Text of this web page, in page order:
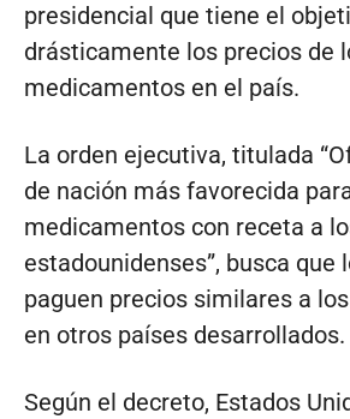
presidencial que tiene el
drásticamente los precios de
medicamentos en el país.
La orden ejecutiva, titulada
de nación más favorecida
medicamentos con receta a
estadounidenses”, busca que
paguen precios similares a
en otros países desarrollados.
Según el decreto, Estados